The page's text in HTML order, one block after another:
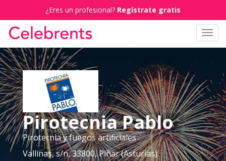
¿Eres un profesional? Regístrate gratis
Pirotecnia Pablo
Pirotecnia y fuegos artificiales
Vallinas, s/n, 33800, Piñar (Asturias)